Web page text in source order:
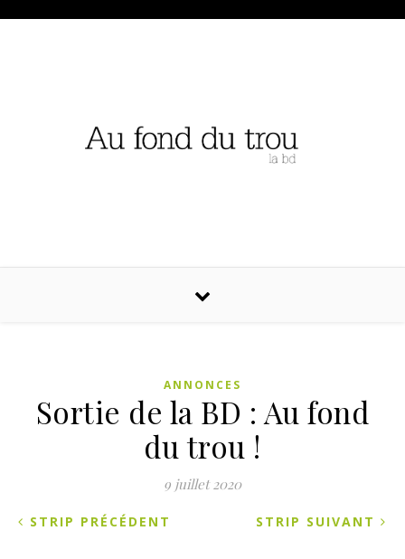
ANNONCES
Sortie de la BD : Au fond
du trou !
9 juillet 2020
STRIP SUIVANT
STRIP PRÉCÉDENT